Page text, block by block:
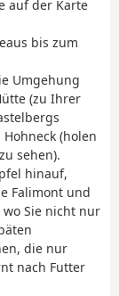
auf der Karte
bis zum
Umgehung
(zu Ihrer
(holen
sehen).
hinauf,
Falimont und
Sie nicht nur
die nur
nach Futter